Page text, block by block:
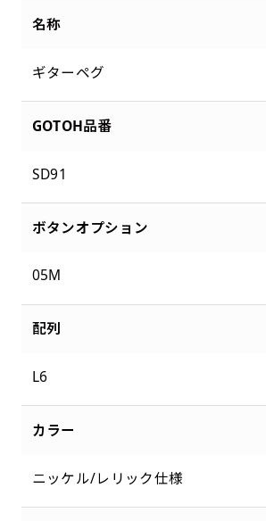
名称
ギターペグ
GOTOH品番
SD91
ボタンオプション
05M
配列
L6
カラー
ニッケル/レリック仕様